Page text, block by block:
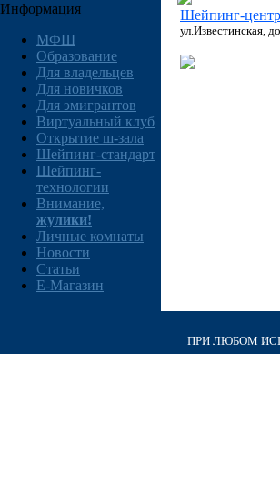
Информация
МФШ
Образование
Для владельцев
Для новичков
Для эмигрантов
Виртуальный клуб
Открытие ш-зала
Шейпинг-стандарт
Шейпинг-
технологии
Внимание,
жулики!
Личные комнаты
Новости
Статьи
E-Магазин
Шейпинг-
ул.Известинская,
ПРИ ЛЮБОМ